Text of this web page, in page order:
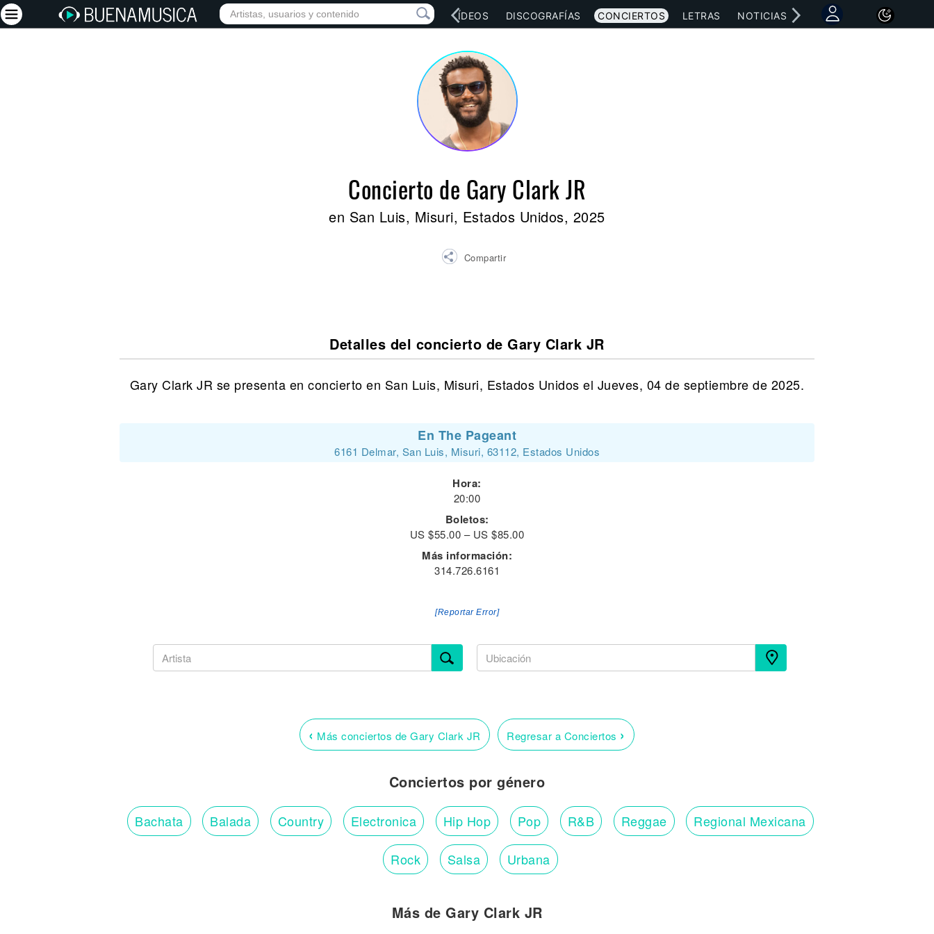
INICIO ARTISTAS RED SOCIAL MÚSICA VÍDEOS DISCOGRAFÍAS CONCIERTOS LETRAS NOTICIAS
Concierto de Gary Clark JR
en San Luis, Misuri, Estados Unidos, 2025
Compartir
Detalles del concierto de Gary Clark JR
Gary Clark JR se presenta en concierto en San Luis, Misuri, Estados Unidos el Jueves, 04 de septiembre de 2025.
En The Pageant
6161 Delmar, San Luis, Misuri, 63112, Estados Unidos
Hora:
20:00
Boletos:
US $55.00 – US $85.00
Más información:
314.726.6161
[Reportar Error]
‹ Más conciertos de Gary Clark JR Regresar a Conciertos ›
Conciertos por género
Bachata Balada Country Electronica Hip Hop Pop R&B Reggae Regional Mexicana
Rock Salsa Urbana
Más de Gary Clark JR